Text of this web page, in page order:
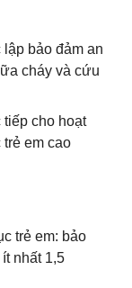
bảo đảm an
cháy và cứu
tiếp cho hoạt
em cao
trẻ em: bảo
nhất 1,5